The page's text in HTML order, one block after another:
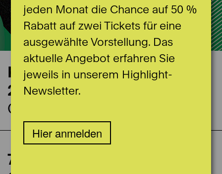
Konzerttermin
29.02.2024
Casino Bern Grosser Saal
105 Minuten inkl. Pause
7. Symphoniekonzert:
jeden Monat die Chance auf 50 %
Rabatt auf zwei Tickets für eine
ausgewählte Vorstellung. Das
aktuelle Angebot erfahren Sie
jeweils in unserem Highlight-
Newsletter.
Hier anmelden